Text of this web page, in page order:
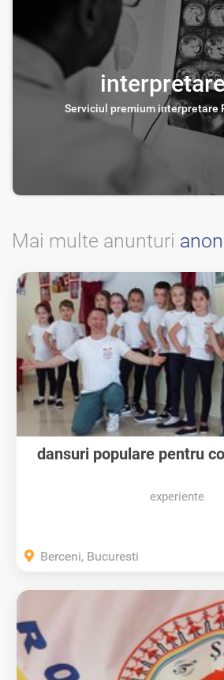
Serviciul premium interpretare
Mai multe anunturi anon
dansuri populare pentru
experiente
Berceni, Bucuresti